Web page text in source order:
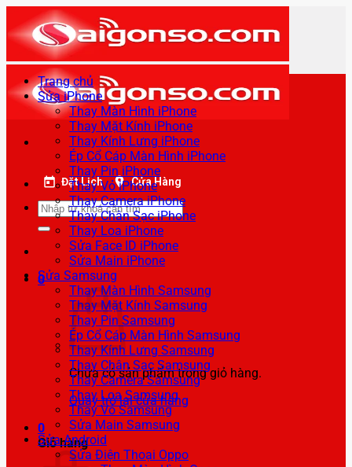
qua
nội
dung
Đặt Lịch Cửa Hàng
Tìm
kiếm:
0
Chưa có sản phẩm trong giỏ hàng.
Quay trở lại cửa hàng
0
Giỏ hàng
Trang chủ
Sửa iPhone
Thay Màn Hình iPhone
Thay Mặt Kính iPhone
Thay Kính Lưng iPhone
Ép Cổ Cáp Màn Hình iPhone
Thay Pin iPhone
Thay Vỏ iPhone
Thay Camera iPhone
Thay Chân Sạc iPhone
Thay Loa iPhone
Sửa Face ID iPhone
Sửa Main iPhone
Sửa Samsung
Thay Màn Hình Samsung
Thay Mặt Kính Samsung
Thay Pin Samsung
Ép Cổ Cáp Màn Hình Samsung
Thay Kính Lưng Samsung
Thay Chân Sạc Samsung
Thay Camera Samsung
Thay Loa Samsung
Thay Vỏ Samsung
Sửa Main Samsung
Sửa Android
Sửa Điện Thoại Oppo